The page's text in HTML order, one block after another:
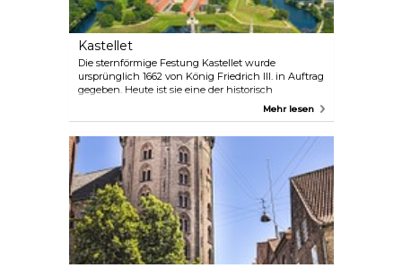
Kastellet
Die sternförmige Festung Kastellet wurde
ursprünglich 1662 von König Friedrich III. in Auftrag
gegeben. Heute ist sie eine der historisch
eindrucksvollsten Stätten Kopenhagens. Die
grasbewachsenen Wälle und der Graben umgeben
sowie eine Kapelle, die gelegentlich für Konzerte
genutzt wird. Eine historische Windmühle ziert die
Festungsmauern und bietet einen herrlichen Blick
auf den Hafen und die beeindruckende
vatikanähnliche Kuppel der Marmorkirken.
Mehr lesen